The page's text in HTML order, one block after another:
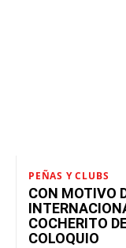
PEÑAS Y CLUBS
CON MOTIVO
COCHERITO
COLOQUIO